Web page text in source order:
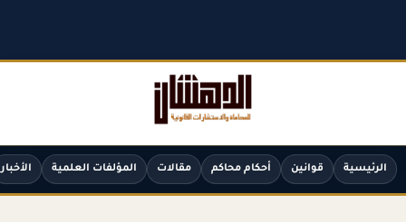
الرئيسية قوانين أحكام محاكم مقالات المؤلفات العلمية الأخبار